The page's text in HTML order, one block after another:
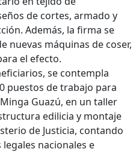
de cortes, armado y
Además, la firma se
nuevas máquinas de coser,
el efecto.
se contempla
puestos de trabajo para
Guazú, en un taller
edilicia y montaje
de Justicia, contando
nacionales e